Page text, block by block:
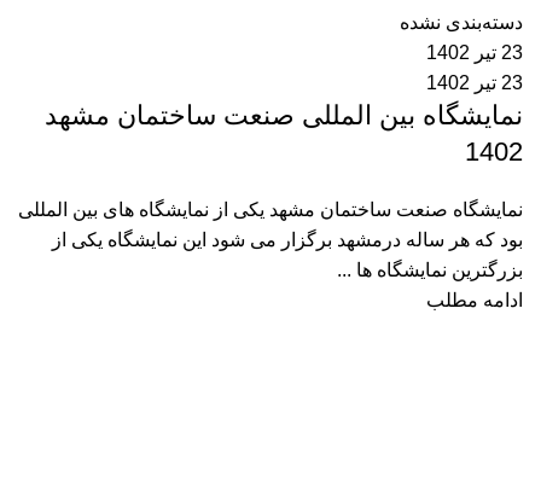
دسته‌بندی نشده
23 تیر 1402
23 تیر 1402
نمایشگاه بین المللی صنعت ساختمان مشهد
1402
نمایشگاه صنعت ساختمان مشهد یکی از نمایشگاه های بین المللی
بود که هر ساله درمشهد برگزار می شود این نمایشگاه یکی از
بزرگترین نمایشگاه ها ...
ادامه مطلب